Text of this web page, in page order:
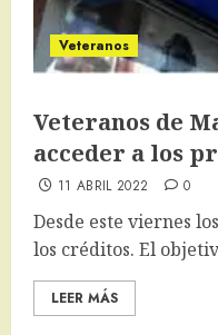
Veteranos
Veteranos de
acceder a los
11 ABRIL 2022 0
Desde este viernes
los créditos. El
LEER MÁS